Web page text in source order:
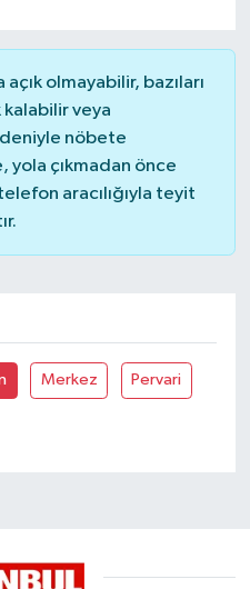
olmayabilir, bazıları
veya
nöbete
yola çıkmadan önce
aracılığıyla teyit
Merkez Pervari